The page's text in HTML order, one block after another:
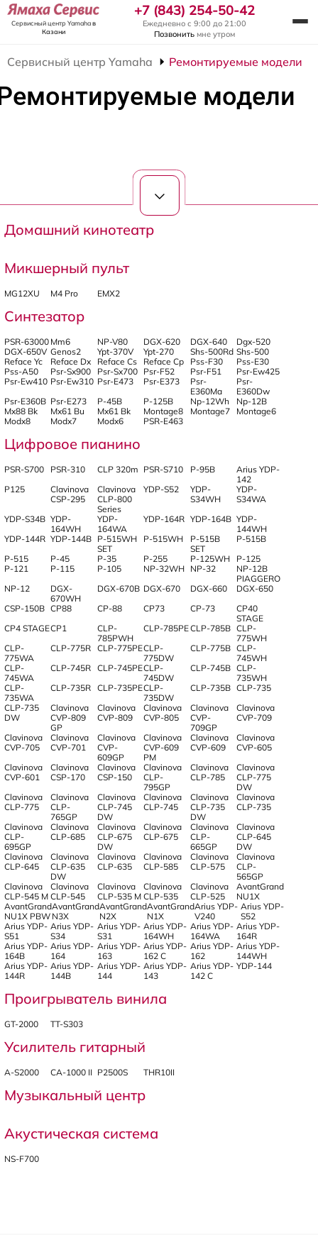
Сервисный центр Yamahaв
Казани
+7 (843) 254-50-42
Ежедневно с 9:00 до 21:00
Позвонить мне утром
Сервисный центр Yamaha Ремонтируемые модели
модели
Домашний кинотеатр
Микшерный пульт
MG12XU M4 Pro EMX2
Синтезатор
PSR-63000 Mm6 NP-V80 DGX-620 DGX-640
Dgx-520
DGX-650V Genos2 Ypt-370V Ypt-270 Shs-500Rd Shs-500
Reface Yc
Reface Dx Reface Cs Reface Cp Pss-F30
Pss-E30
Pss-A50
Psr-Sx900 Psr-Sx700 Psr-F52 Psr-F51
Psr-Ew425
Psr-Ew410 Psr-Ew310 Psr-E473 Psr-E373
Psr-
E360Ma
Psr-
E360Dw
Psr-E360B Psr-E273 P-45B P-125B Np-12Wh
Np-12B
Mx88 Bk
Mx61 Bu Mx61 Bk Montage8 Montage7
Montage6
Modx8
Modx7 Modx6 PSR-E463
Цифровое пианино
PSR-S700 PSR-310 CLP 320m PSR-S710 P-95B
Arius YDP-
142
P125
Clavinova
CSP-295
Clavinova
CLP-800
Series
YDP-S52
YDP-
S34WH
YDP-
S34WA
YDP-S34B YDP-
164WH
YDP-
164WA
YDP-164R YDP-164B YDP-
144WH
YDP-144R YDP-144B P-515WH
SET
P-515WH
P-515B
SET
P-515B
P-515
P-45 P-35 P-255 P-125WH
P-125
P-121
P-115 P-105 NP-32WH NP-32
NP-12B
PIAGGERO
NP-12
DGX-
670WH
DGX-670B DGX-670 DGX-660
DGX-650
CSP-150B CP88 CP-88 CP73 CP-73
CP40
STAGE
CP4 STAGECP1
CLP-
785PWH
CLP-785PECLP-785B CLP-
775WH
CLP-
775WA
CLP-775R CLP-775PECLP-
775DW
CLP-775B CLP-
745WH
CLP-
745WA
CLP-745R CLP-745PECLP-
745DW
CLP-745B CLP-
735WH
CLP-
735WA
CLP-735R CLP-735PECLP-
735DW
CLP-735B CLP-735
CLP-735
DW
Clavinova
CVP-809
GP
Clavinova
CVP-809
Clavinova
CVP-805
Clavinova
CVP-
709GP
Clavinova
CVP-709
Clavinova
CVP-705
Clavinova
CVP-701
Clavinova
CVP-
609GP
Clavinova
CVP-609
PM
Clavinova
CVP-609
Clavinova
CVP-605
Clavinova
CVP-601
Clavinova
CSP-170
Clavinova
CSP-150
Clavinova
CLP-
795GP
Clavinova
CLP-785
Clavinova
CLP-775
DW
Clavinova
CLP-775
Clavinova
CLP-
765GP
Clavinova
CLP-745
DW
Clavinova
CLP-745
Clavinova
CLP-735
DW
Clavinova
CLP-735
Clavinova
CLP-
695GP
Clavinova
CLP-685
Clavinova
CLP-675
DW
Clavinova
CLP-675
Clavinova
CLP-
665GP
Clavinova
CLP-645
DW
Clavinova
CLP-645
Clavinova
CLP-635
DW
Clavinova
CLP-635
Clavinova
CLP-585
Clavinova
CLP-575
Clavinova
CLP-
565GP
Clavinova
CLP-545 M
Clavinova
CLP-545
Clavinova
CLP-535 M
Clavinova
CLP-535
Clavinova
CLP-525
AvantGrand
NU1X
AvantGrand
NU1X PBW
AvantGrand
N3X
AvantGrand
N2X
AvantGrand
N1X
Arius YDP-
V240
Arius YDP-
S52
Arius YDP-
S51
Arius YDP-
S34
Arius YDP-
S31
Arius YDP-
164WH
Arius YDP-
164WA
Arius YDP-
164R
Arius YDP-
164B
Arius YDP-
164
Arius YDP-
163
Arius YDP-
162 C
Arius YDP-
162
Arius YDP-
144WH
Arius YDP-
144R
Arius YDP-
144B
Arius YDP-
144
Arius YDP-
143
Arius YDP-
142 C
YDP-144
Проигрыватель винила
GT-2000 TT-S303
Усилитель гитарный
A-S2000 CA-1000 II P2500S THR10II
Музыкальный центр
Акустическая система
NS-F700